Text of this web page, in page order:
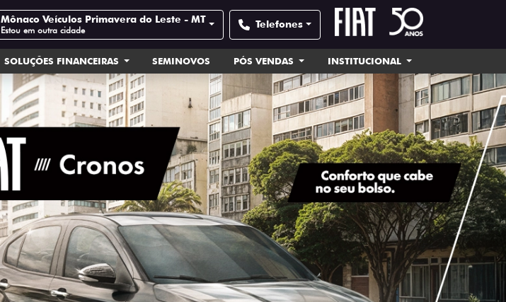
Mônaco Veículos Primavera do Leste - MT
Estou em outra cidade Telefones
SOLUÇÕES FINANCEIRAS SEMINOVOS PÓS VENDAS INSTITUCIONAL